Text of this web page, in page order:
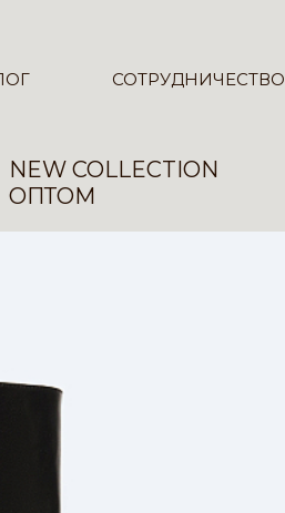
СОТРУДНИЧЕСТВО
NEW COLLECTION
ОПТОМ